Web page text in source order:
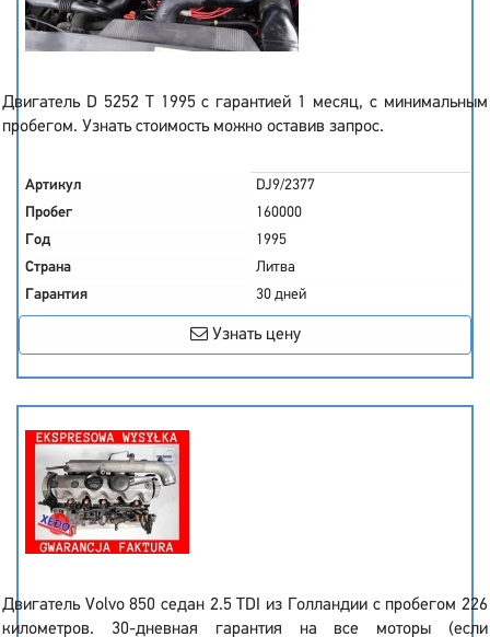
Двигатель D 5252 T 1995 с гарантией 1 месяц, с минимальным
пробегом. Узнать стоимость можно оставив запрос.
Артикул
DJ9/2377
Пробег
160000
Год
1995
Страна
Литва
Гарантия
30 дней
Узнать цену
Двигатель Volvo 850 седан 2.5 TDI из Голландии с пробегом 226
километров. 30-дневная гарантия на все моторы (если